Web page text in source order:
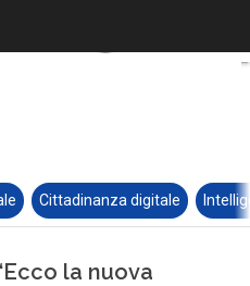
Cittadinanza digitale
la nuova